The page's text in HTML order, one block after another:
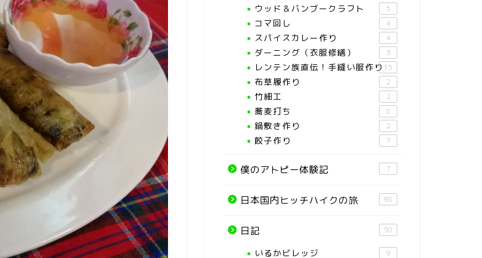
ウッド＆バンブークラフト 5
コマ回し 4
スパイスカレー作り 4
ダーニング（衣服修繕） 3
レンテン族直伝！手縫い服作り 15
布草履作り 2
竹細工 2
蕎麦打ち 8
鍋敷き作り 2
餃子作り 7
僕のアトピー体験記 7
日本国内ヒッチハイクの旅 98
日記 50
いるかビレッジ 9